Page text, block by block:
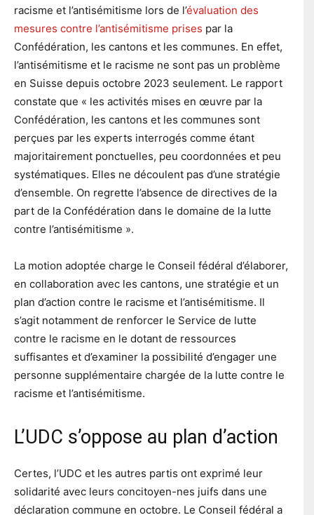
racisme et l’antisémitisme lors de l’évaluation des
mesures contre l’antisémitisme prises par la
Confédération, les cantons et les communes. En effet,
l’antisémitisme et le racisme ne sont pas un problème
en Suisse depuis octobre 2023 seulement. Le rapport
constate que « les activités mises en œuvre par la
Confédération, les cantons et les communes sont
perçues par les experts interrogés comme étant
majoritairement ponctuelles, peu coordonnées et peu
systématiques. Elles ne découlent pas d’une stratégie
d’ensemble. On regrette l’absence de directives de la
part de la Confédération dans le domaine de la lutte
contre l’antisémitisme ».
La motion adoptée charge le Conseil fédéral d’élaborer,
en collaboration avec les cantons, une stratégie et un
plan d’action contre le racisme et l’antisémitisme. Il
s’agit notamment de renforcer le Service de lutte
contre le racisme en le dotant de ressources
suffisantes et d’examiner la possibilité d’engager une
personne supplémentaire chargée de la lutte contre le
racisme et l’antisémitisme.
L’UDC s’oppose au plan d’action
Certes, l’UDC et les autres partis ont exprimé leur
solidarité avec leurs concitoyen-nes juifs dans une
déclaration commune en octobre. Le Conseil fédéral a